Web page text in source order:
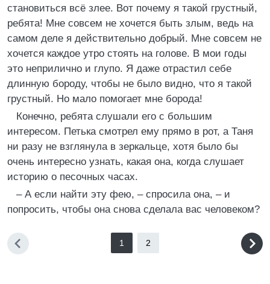
становиться всё злее. Вот почему я такой грустный,
ребята! Мне совсем не хочется быть злым, ведь на
самом деле я действительно добрый. Мне совсем не
хочется каждое утро стоять на голове. В мои годы
это неприлично и глупо. Я даже отрастил себе
длинную бороду, чтобы не было видно, что я такой
грустный. Но мало помогает мне борода!
Конечно, ребята слушали его с большим
интересом. Петька смотрел ему прямо в рот, а Таня
ни разу не взглянула в зеркальце, хотя было бы
очень интересно узнать, какая она, когда слушает
историю о песочных часах.
– А если найти эту фею, – спросила она, – и
попросить, чтобы она снова сделала вас человеком?
1 2